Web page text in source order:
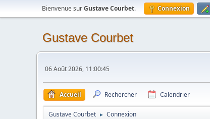
Bienvenue surGustave Courbet. Connexion
Gustave Courbet
06 Août 2026, 11:00:45
Accueil Rechercher Calendrier
Gustave Courbet ► Connexion